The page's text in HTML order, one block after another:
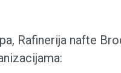
Rafinerija nafte